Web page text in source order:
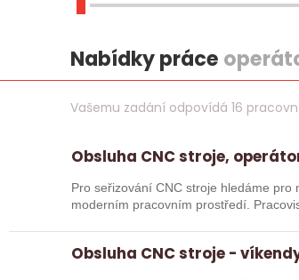
Nabídky práce
Vašemu zadání odpovídá 16
Obsluha CNC stroje,
Pro seřizování CNC stroje hledáme
moderním pracovním prostředí.
Obsluha CNC stroje -